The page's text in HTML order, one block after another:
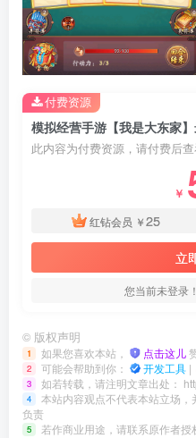
此内容为付费资源，请付费后
￥
红钻会员 ￥25
立
您当前未登录
付费资源
© 版权声明
1 如果您喜欢本站， 点击这儿
2 可能会帮助到你： 开发工具 |
3 如若转载，请注明文章出处：
4
本站内容观点不代表本站立场
负责
5 若作商业用途，请联系原作者